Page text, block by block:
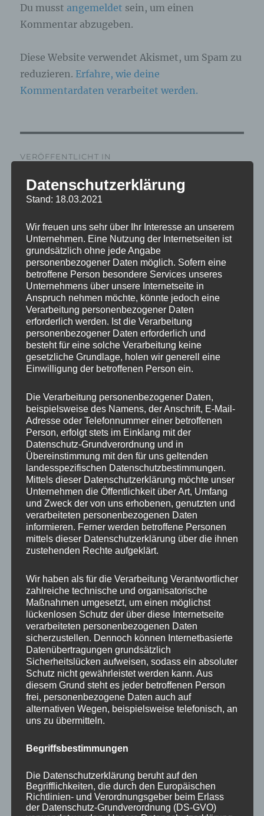
Du musst angemeldet sein, um einen
Kommentar abzugeben.
Diese Website verwendet Akismet, um Spam zu
reduzieren. Erfahre, wie deine
Kommentardaten verarbeitet werden.
VERÖFFENTLICHT IN
IMG_6579_mL
MP Mario Porten
Beratung
Training
Coaching
Impulsvorträge
NEWS ABONNIEREN?
Your email:
KATEGORIEN
Aktuelles vom MP
Allgemein
Impulse zur persönlichen Reflexion
Naturfoto-Blog
Datenschutzerklärung
Stand: 18.03.2021
Wir freuen uns sehr über Ihr Interesse an unserem
Unternehmen. Eine Nutzung der Internetseiten ist
grundsätzlich ohne jede Angabe
personenbezogener Daten möglich. Sofern eine
betroffene Person besondere Services unseres
Unternehmens über unsere Internetseite in
Anspruch nehmen möchte, könnte jedoch eine
Verarbeitung personenbezogener Daten
erforderlich werden. Ist die Verarbeitung
personenbezogener Daten erforderlich und
besteht für eine solche Verarbeitung keine
gesetzliche Grundlage, holen wir generell eine
Einwilligung der betroffenen Person ein.
Die Verarbeitung personenbezogener Daten,
beispielsweise des Namens, der Anschrift, E-Mail-
Adresse oder Telefonnummer einer betroffenen
Person, erfolgt stets im Einklang mit der
Datenschutz-Grundverordnung und in
Übereinstimmung mit den für uns geltenden
landesspezifischen Datenschutzbestimmungen.
Mittels dieser Datenschutzerklärung möchte unser
Unternehmen die Öffentlichkeit über Art, Umfang
und Zweck der von uns erhobenen, genutzten und
verarbeiteten personenbezogenen Daten
informieren. Ferner werden betroffene Personen
mittels dieser Datenschutzerklärung über die ihnen
zustehenden Rechte aufgeklärt.
Wir haben als für die Verarbeitung Verantwortlicher
zahlreiche technische und organisatorische
Maßnahmen umgesetzt, um einen möglichst
lückenlosen Schutz der über diese Internetseite
verarbeiteten personenbezogenen Daten
sicherzustellen. Dennoch können Internetbasierte
Datenübertragungen grundsätzlich
Sicherheitslücken aufweisen, sodass ein absoluter
Schutz nicht gewährleistet werden kann. Aus
diesem Grund steht es jeder betroffenen Person
frei, personenbezogene Daten auch auf
alternativen Wegen, beispielsweise telefonisch, an
uns zu übermitteln.
Begriffsbestimmungen
Die Datenschutzerklärung beruht auf den
Begrifflichkeiten, die durch den Europäischen
Richtlinien- und Verordnungsgeber beim Erlass
der Datenschutz-Grundverordnung (DS-GVO)